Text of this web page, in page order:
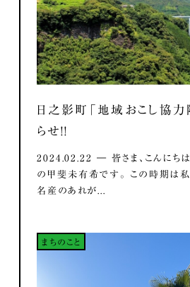
日之影町「地域おこし協力
らせ！！
2024.02.22 ― 皆さま、こんにち
の甲斐未有希です。 この時期は
名産のあれが...
まちのこと